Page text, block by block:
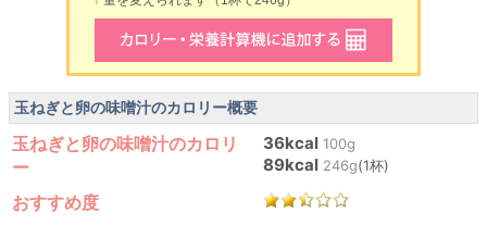
玉ねぎと卵の味噌汁のカロリー概要
玉ねぎと卵の味噌汁のカロリ
ー
36kcal 100g
89kcal 246g(1杯)
おすすめ度